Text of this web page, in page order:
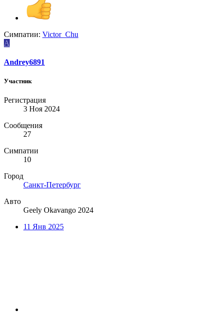
Симпатии: Victor_Chu
A
Andrey6891
Участник
Регистрация
3 Ноя 2024
Сообщения
27
Симпатии
10
Город
Санкт-Петербург
Авто
Geely Okavango 2024
11 Янв 2025